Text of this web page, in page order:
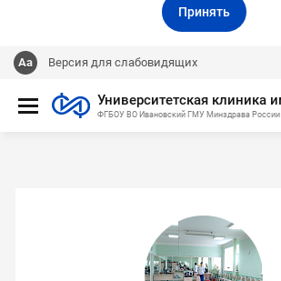
Принять
Версия для слабовидящих
Университетская клиника
ФГБОУ ВО Ивановский ГМУ Минздрава России